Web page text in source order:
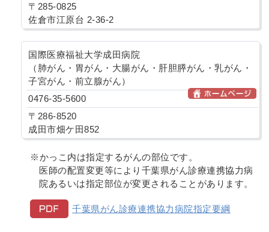
〒285-0825
佐倉市江原台 2-36-2
国際医療福祉大学成田病院
（肺がん・胃がん・大腸がん・肝胆膵がん・乳がん・
子宮がん・前立腺がん）
0476-35-5600
〒286-8520
成田市畑ケ田852
※かっこ内は指定するがんの部位です。
医師の配置変更等により千葉県がん診療連携協力病
院あるいは指定部位が変更されることがあります。
千葉県がん診療連携協力病院指定要綱